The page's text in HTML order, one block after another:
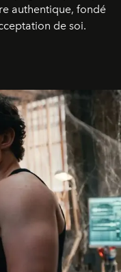
authentique, fondé
de soi.